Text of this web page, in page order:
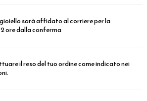
sarà affidato al corriere per la
ore dalla conferma
il reso del tuo ordine come indicato nei